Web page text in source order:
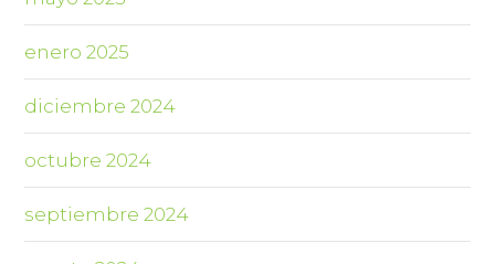
enero 2025
diciembre 2024
octubre 2024
septiembre 2024